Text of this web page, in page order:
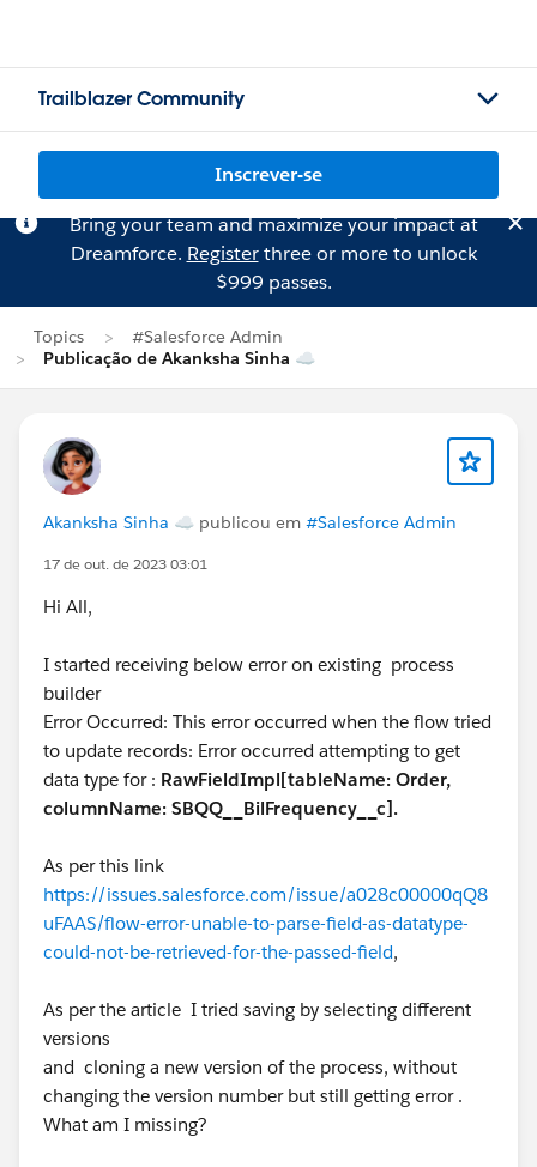
Trailblazer Community
Inscrever-se
Bring your team and maximize your impact at
Dreamforce. Registerthree or more to unlock
$999 passes.
Topics
#Salesforce Admin
Publicação de Akanksha Sinha ☁
Akanksha Sinha ☁ publicou em #Salesforce Admin
17 de out. de 2023 03:01
Hi All,
I started receiving below error on existing process
builder
Error Occurred: This error occurred when the flow tried
to update records: Error occurred attempting to get
data type for : RawFieldImpl[tableName: Order,
columnName: SBQQ__BilFrequency__c].
As per this link
https://issues.salesforce.com/issue/a028c00000qQ8
uFAAS/flow-error-unable-to-parse-field-as-datatype-
could-not-be-retrieved-for-the-passed-field,
As per the article I tried saving by selecting different
versions
and cloning a new version of the process, without
changing the version number but still getting error .
What am I missing?